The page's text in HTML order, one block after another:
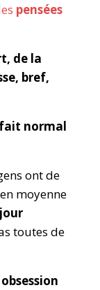
pensées
de la
bref,
normal
ont de
moyenne
toutes de
obsession